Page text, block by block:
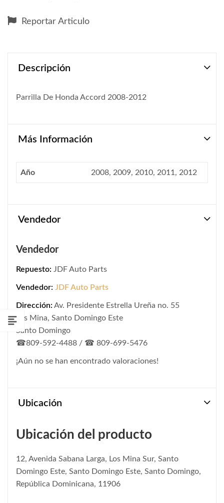
Reportar Articulo
Descripción
Parrilla De Honda Accord 2008-2012
Más Información
Año 2008, 2009, 2010, 2011, 2012
Vendedor
Vendedor
Repuesto: JDF Auto Parts
Vendedor: JDF Auto Parts
Dirección: Av. Presidente Estrella Ureña no. 55
Los Mina, Santo Domingo Este
Santo Domingo
☎809-592-4488 / ☎ 809-699-5476
¡Aún no se han encontrado valoraciones!
Ubicación
Ubicación del producto
12, Avenida Sabana Larga, Los Mina Sur, Santo
Domingo Este, Santo Domingo Este, Santo Domingo,
República Dominicana, 11906